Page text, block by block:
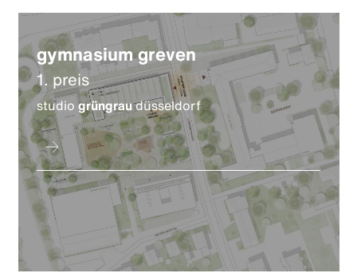
gymnasium greven
1. preis
studiogrüngraudüsseldorf